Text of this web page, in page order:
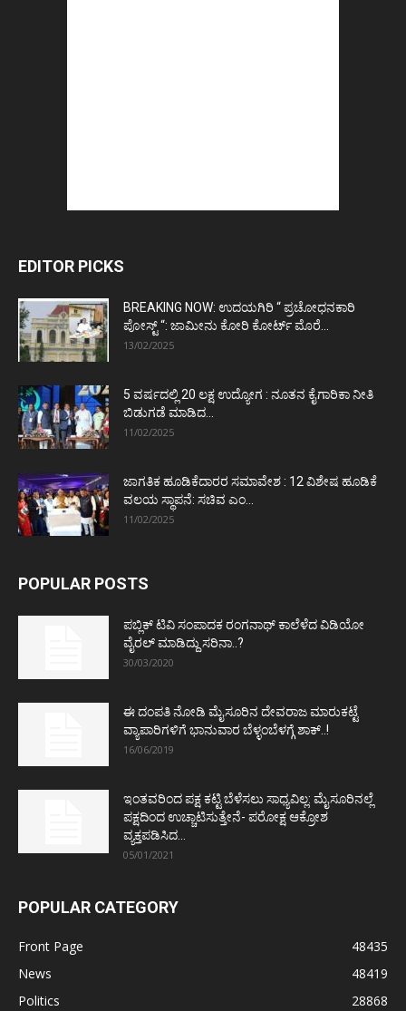
EDITOR PICKS
BREAKING NOW: ಉದಯಗಿರಿ “ ಪ್ರಚೋಧನಕಾರಿ
ಪೋಸ್ಟ್‌ “: ಜಾಮೀನು ಕೋರಿ ಕೋರ್ಟ್‌ ಮೊರೆ...
13/02/2025
5 ವರ್ಷದಲ್ಲಿ 20 ಲಕ್ಷ ಉದ್ಯೋಗ : ನೂತನ ಕೈಗಾರಿಕಾ ನೀತಿ
ಬಿಡುಗಡೆ ಮಾಡಿದ...
11/02/2025
ಜಾಗತಿಕ ಹೂಡಿಕೆದಾರರ ಸಮಾವೇಶ : 12 ವಿಶೇಷ ಹೂಡಿಕೆ
ವಲಯ ಸ್ಥಾಪನೆ: ಸಚಿವ ಎಂ...
11/02/2025
POPULAR POSTS
ಪಬ್ಲಿಕ್ ಟಿವಿ ಸಂಪಾದಕ ರಂಗನಾಥ್ ಕಾಲೆಳೆದ ವಿಡಿಯೋ
ವೈರಲ್ ಮಾಡಿದ್ದು ಸರಿನಾ..?
30/03/2020
ಈ ದಂಪತಿ ನೋಡಿ ಮೈಸೂರಿನ ದೇವರಾಜ ಮಾರುಕಟ್ಟೆ
ವ್ಯಾಪಾರಿಗಳಿಗೆ ಭಾನುವಾರ ಬೆಳ್ಳಂಬೆಳಗ್ಗೆ ಶಾಕ್..!
16/06/2019
ಇಂತವರಿಂದ ಪಕ್ಷ ಕಟ್ಟಿ ಬೆಳೆಸಲು ಸಾಧ್ಯವಿಲ್ಲ: ಮೈಸೂರಿನಲ್ಲೆ
ಪಕ್ಷದಿಂದ ಉಚ್ಚಾಟಿಸುತ್ತೇನೆ- ಪರೋಕ್ಷ ಆಕ್ರೋಶ
ವ್ಯಕ್ತಪಡಿಸಿದ...
05/01/2021
POPULAR CATEGORY
Front Page
48435
News
48419
Politics
28868